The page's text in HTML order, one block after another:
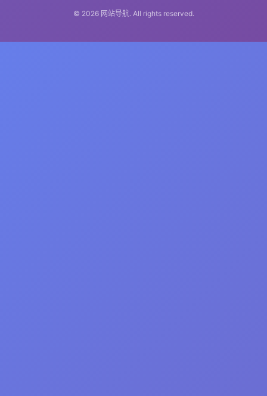
© 2026 网站导航. All rights reserved.